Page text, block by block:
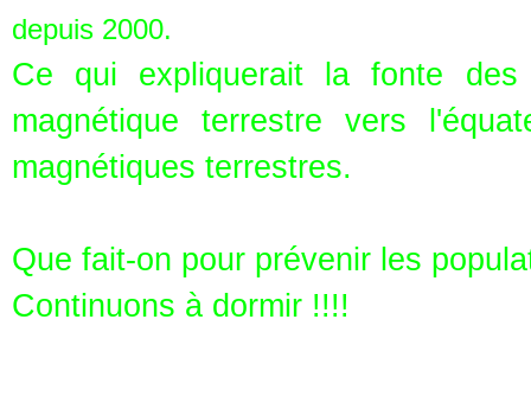
depuis 2000.
Ce qui expliquerait la fonte des
magnétique terrestre vers
magnétiques terrestres.
Que fait-on pour prévenir les
Continuons à dormir !!!!